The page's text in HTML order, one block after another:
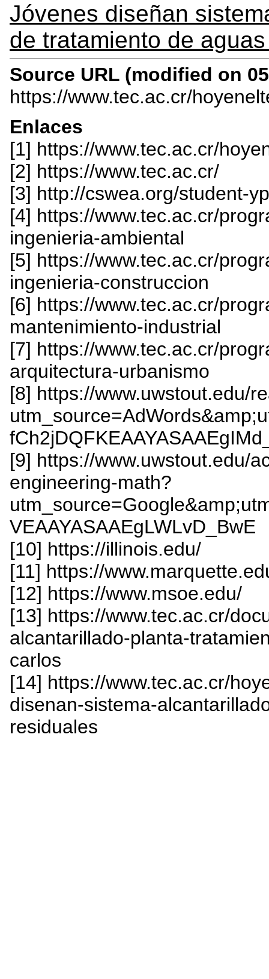
Jóvenes diseñan
de tratamiento de
Source URL (modified on
https://www.tec.ac.cr/
Enlaces
[1] https://www.tec.ac.cr/
[2] https://www.tec.ac.cr/
[3] http://cswea.org/student-
[4] https://www.tec.ac.cr/
ingenieria-ambiental
[5] https://www.tec.ac.cr/
ingenieria-construccion
[6] https://www.tec.ac.cr/
mantenimiento-industrial
[7] https://www.tec.ac.cr/
arquitectura-urbanismo
[8] https://www.uwstout.edu/
[9] https://www.uwstout.edu/
engineering-math?
VEAAYASAAEgLWLvD_BwE
[10] https://illinois.edu/
[11] https://
[12] https://www.msoe.edu/
[13] https://www.tec.ac.cr/
alcantarillado-planta-
carlos
[14] https://www.tec.ac.cr/
disenan-sistema-
residuales